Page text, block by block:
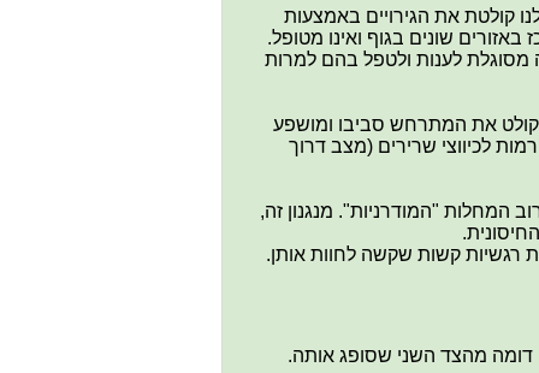
קולטת את הגירויים באמצעות
שונים בגוף ואינו מטופל.
לענות ולטפל בהם למרות
קולט את המתרחש סביבו ומושפע
לכיווצי שרירים (מצב דרוך
המחלות "המודרניות". מנגנון זה,
רגשיות קשות שקשה לחוות אותן.
דומה מהצד השני שסופג אותה.